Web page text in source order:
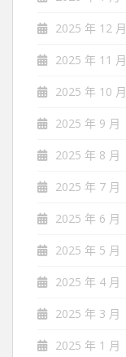
2025 年 12 月
2025 年 11 月
2025 年 10 月
2025 年 9 月
2025 年 8 月
2025 年 7 月
2025 年 6 月
2025 年 5 月
2025 年 4 月
2025 年 3 月
2025 年 1 月